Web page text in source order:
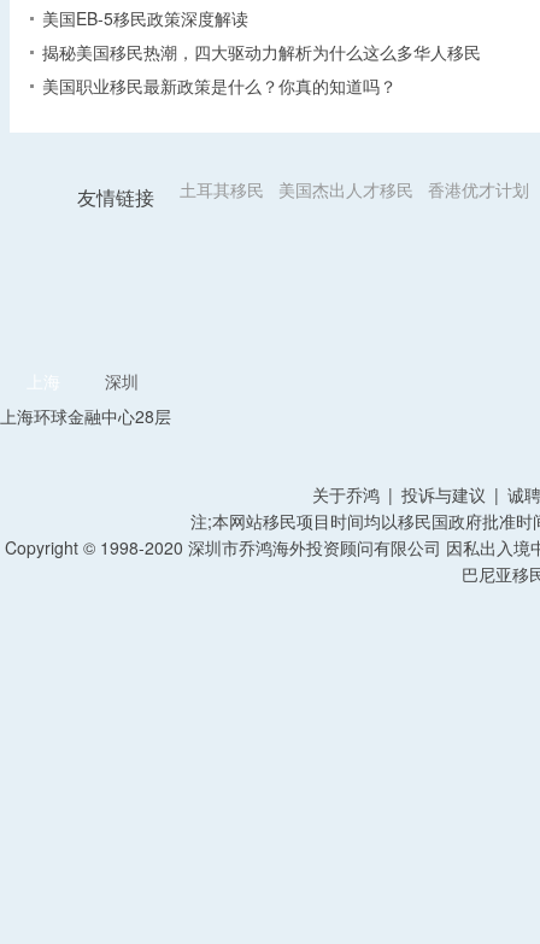
美国EB-5移民政策深度解读
揭秘美国移民热潮，四大驱动力解析为什么这么多华人移民
美国职业移民最新政策是什么？你真的知道吗？
友情链接 土耳其移民 美国杰出人才移民 香港优才计划
上海
深圳
上海环球金融中心28层
关于乔鸿 | 投诉与建议 | 诚
注;本网站移民项目时间均以移民国政府批准
Copyright © 1998-2020 深圳市乔鸿海外投资顾问有限公司 因私出入
巴尼亚移